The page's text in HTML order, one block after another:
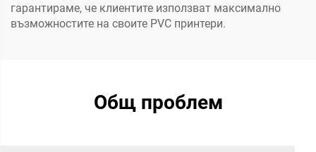
гарантираме, че клиентите използват максимално
възможностите на своите PVC принтери.
Общ проблем